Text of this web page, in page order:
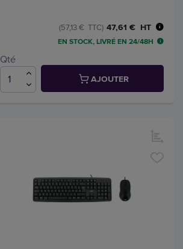
47,61 € HT
(57,13 € TTC)
EN STOCK, LIVRÉ EN 24/48H
Qté
AJOUTER